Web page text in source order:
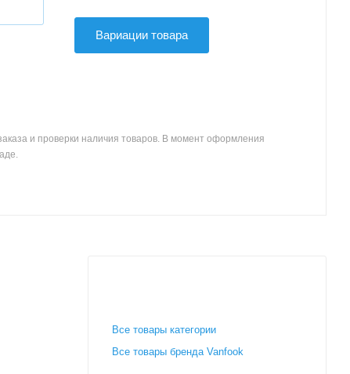
Вариации товара
и проверки наличия товаров. В момент оформления
Все товары категории
Все товары бренда Vanfook